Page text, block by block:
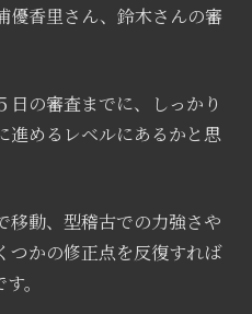
優香里さん、鈴木さんの審
の審査までに、しっかり
進めるレベルにあるかと思
移動、型稽古での力強さや
つかの修正点を反復すれば
。